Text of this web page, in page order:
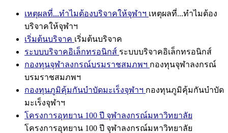
เหตุผลที่...ทำไมต้องบริจาคให้จุฬาฯ เหตุผลที่...ทำไมต้อง
บริจาคให้จุฬาฯ
เริ่มต้นบริจาค เริ่มต้นบริจาค
ระบบบริจาคอิเล็กทรอนิกส์ ระบบบริจาคอิเล็กทรอนิกส์
กองทุนจุฬาลงกรณ์บรมราชสมภพฯ กองทุนจุฬาลงกรณ์
บรมราชสมภพฯ
กองทุนภูมิคุ้มกันบำบัดมะเร็งจุฬาฯ กองทุนภูมิคุ้มกันบำบัด
มะเร็งจุฬาฯ
โครงการอุทยาน 100 ปี จุฬาลงกรณ์มหาวิทยาลัย
โครงการอุทยาน 100 ปี จุฬาลงกรณ์มหาวิทยาลัย